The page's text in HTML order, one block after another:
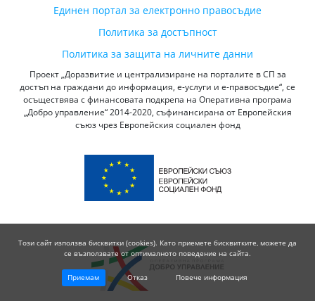
Единен портал за електронно правосъдие
Политика за достъпност
Политика за защита на личните данни
Проект „Доразвитие и централизиране на порталите в СП за
достъп на граждани до информация, е-услуги и е-правосъдие“, се
осъществява с финансовата подкрепа на Оперативна програма
„Добро управление“ 2014-2020, съфинансирана от Европейския
съюз чрез Европейския социален фонд
Този сайт използва бисквитки (cookies). Като приемете бисквитките, можете да
се възползвате от оптималното поведение на сайта.
Приемам Отказ Повече информация